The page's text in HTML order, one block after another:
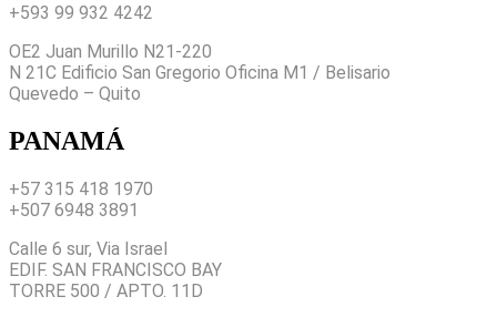
+593 99 932 4242
OE2 Juan Murillo N21-220
N 21C Edificio San Gregorio Oficina M1 / Belisario
Quevedo – Quito
PANAMÁ
+57 315 418 1970
+507 6948 3891
Calle 6 sur, Via Israel
EDIF. SAN FRANCISCO BAY
TORRE 500 / APTO. 11D